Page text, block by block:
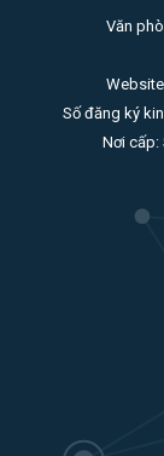
Văn
Số đăng ký
Nơi cấp: